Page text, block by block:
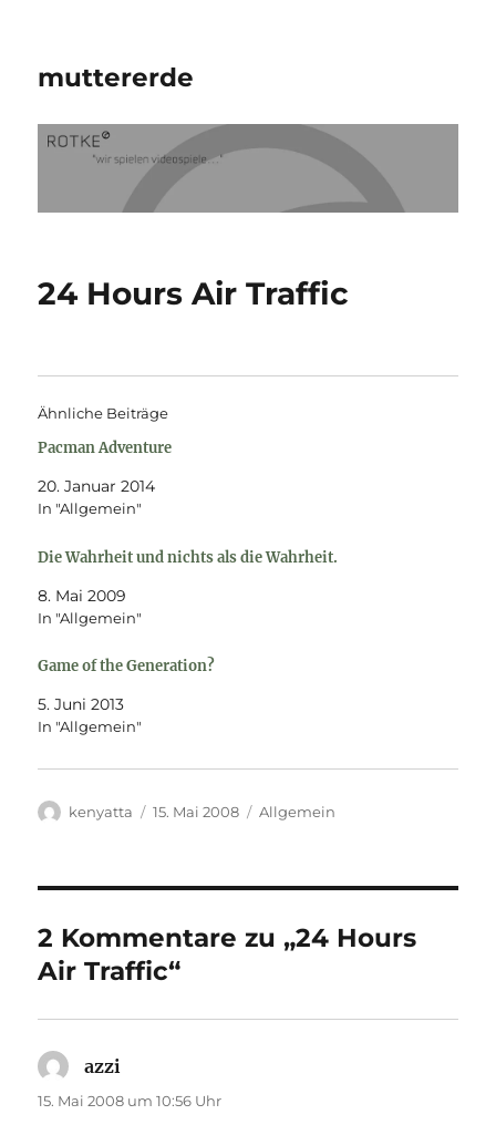
muttererde
24 Hours Air Traffic
Ähnliche Beiträge
Pacman Adventure
20. Januar 2014
In "Allgemein"
Die Wahrheit und nichts als die Wahrheit.
8. Mai 2009
In "Allgemein"
Game of the Generation?
5. Juni 2013
In "Allgemein"
Autor
kenyatta
Veröffentlicht
15. Mai 2008 Kategorien
Allgemein
2 Kommentare zu „24 Hours
Air Traffic“
azzi
15. Mai 2008 um 10:56 Uhr